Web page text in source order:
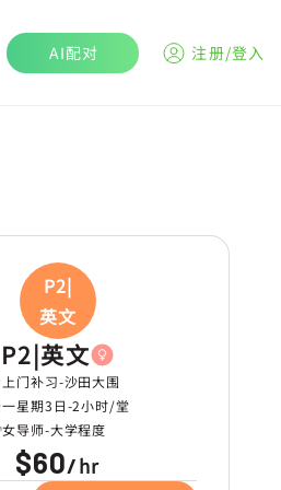
AI配对 注册/登入
P2|
英文
P2|英文
上门补习-沙田大围
一星期3日-2小时/堂
女导师-大学程度
$60/hr